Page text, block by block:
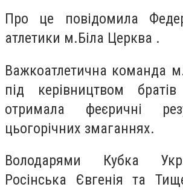
Про це повідомила
атлетики м.Біла Церква .
Важкоатлетична команда
під керівництвом братів
отримала феєричні
цьогорічних змаганнях.
Володарями Кубка
Росінська Євгенія та